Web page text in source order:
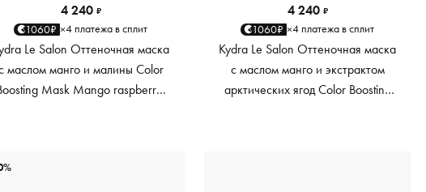
4 240 ₽
1060₽ ×4 платежа в сплит
Le Salon Оттеночная маска
маслом манго и малины Color
Mask Mango raspberry,
4 240 ₽
1060₽ ×4 платежа в сплит
Kydra Le Salon Оттеночная маска
с маслом манго и экстрактом
арктических ягод Color Boosting